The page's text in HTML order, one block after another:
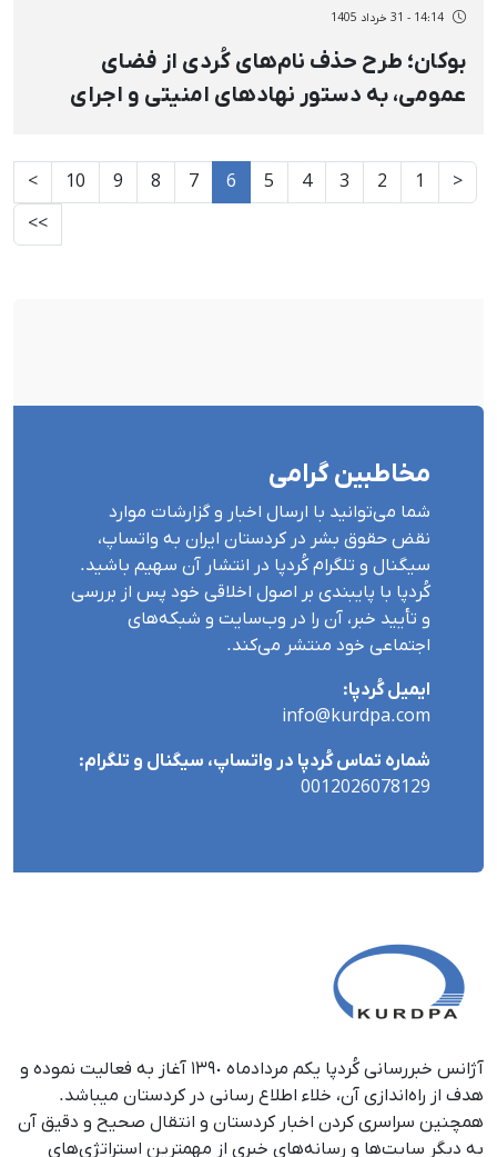
14:14 - 31 خرداد 1405
بوکان؛ طرح حذف نام‌های کُردی از فضای
عمومی، به دستور نهادهای امنیتی و اجرای
<
1
2
3
4
5
6
7
8
9
10
>
>>
مخاطبین گرامی
شما می‌توانید با ارسال اخبار و گزارشات موارد
نقض حقوق بشر در کردستان ایران بە واتساپ،
سیگنال و تلگرام کُردپا در انتشار آن سهیم باشید.
کُردپا با پایبندی بر اصول اخلاقی خود پس از بررسی
و تأیید خبر، آن را در وب‌سایت و شبکه‌های
اجتماعی خود منتشر می‌کند.
ایمیل کُردپا:
info@kurdpa.com
شماره تماس کُردپا در واتساپ، سیگنال و تلگرام:
0012026078129
آژانس خبررسانی کُردپا یکم مردادماه ١٣٩٠ آغاز به فعالیت نموده و
هدف از راه‌اندازی آن، خلاء اطلاع رسانی در کردستان می‎باشد.
همچنین سراسری کردن اخبار کردستان و انتقال صحیح و دقیق آن
به دیگر سایت‌ها و رسانه‌های خبری از مهمترین استراتژی‌های